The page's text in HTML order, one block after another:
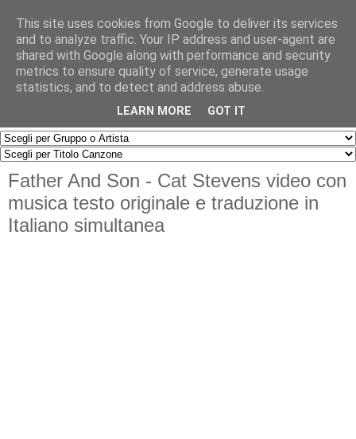
Father And Son - Cat Stevens video con
musica testo originale e traduzione in
Italiano simultanea
This site uses cookies from Google to deliver its services
and to analyze traffic. Your IP address and user-agent are
shared with Google along with performance and security
metrics to ensure quality of service, generate usage
statistics, and to detect and address abuse.
LEARN MORE GOT IT